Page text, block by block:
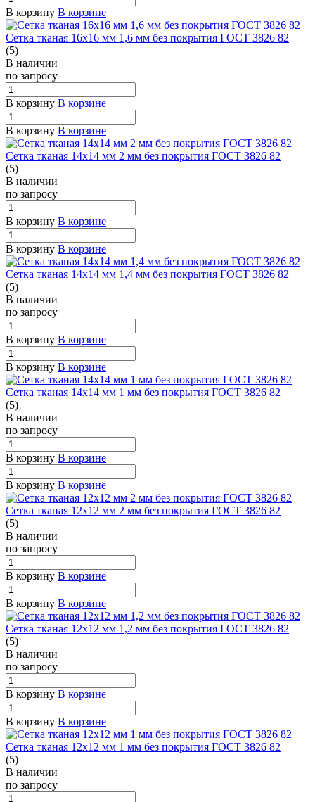
В корзину В корзине
Сетка тканая 16х16 мм 1,6 мм без покрытия ГОСТ 3826 82
(5)
В наличии
по запросу
В корзину В корзине
В корзину В корзине
Сетка тканая 14х14 мм 2 мм без покрытия ГОСТ 3826 82
(5)
В наличии
по запросу
В корзину В корзине
В корзину В корзине
Сетка тканая 14х14 мм 1,4 мм без покрытия ГОСТ 3826 82
(5)
В наличии
по запросу
В корзину В корзине
В корзину В корзине
Сетка тканая 14х14 мм 1 мм без покрытия ГОСТ 3826 82
(5)
В наличии
по запросу
В корзину В корзине
В корзину В корзине
Сетка тканая 12х12 мм 2 мм без покрытия ГОСТ 3826 82
(5)
В наличии
по запросу
В корзину В корзине
В корзину В корзине
Сетка тканая 12х12 мм 1,2 мм без покрытия ГОСТ 3826 82
(5)
В наличии
по запросу
В корзину В корзине
В корзину В корзине
Сетка тканая 12х12 мм 1 мм без покрытия ГОСТ 3826 82
(5)
В наличии
по запросу